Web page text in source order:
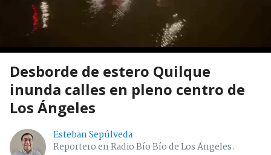
Desborde de estero Quilque
inunda calles en pleno centro de
Los Ángeles
Esteban Sepúlveda
Reportero en Radio Bío Bío de Los Ángeles.